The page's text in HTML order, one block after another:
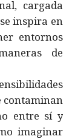
cargada
inspira en
entornos
de
contaminan
entre sí y
imaginar